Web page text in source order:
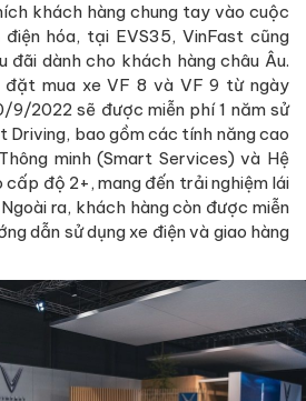
khách hàng chung tay vào cuộc
hóa, tại EVS35, VinFast cũng
đãi dành cho khách hàng châu Âu.
đặt mua xe VF 8 và VF 9 từ ngày
2022 sẽ được miễn phí 1 năm sử
Driving, bao gồm các tính năng cao
minh (Smart Services) và Hệ
cấp độ 2+, mang đến trải nghiệm lái
ra, khách hàng còn được miễn
dẫn sử dụng xe điện và giao hàng